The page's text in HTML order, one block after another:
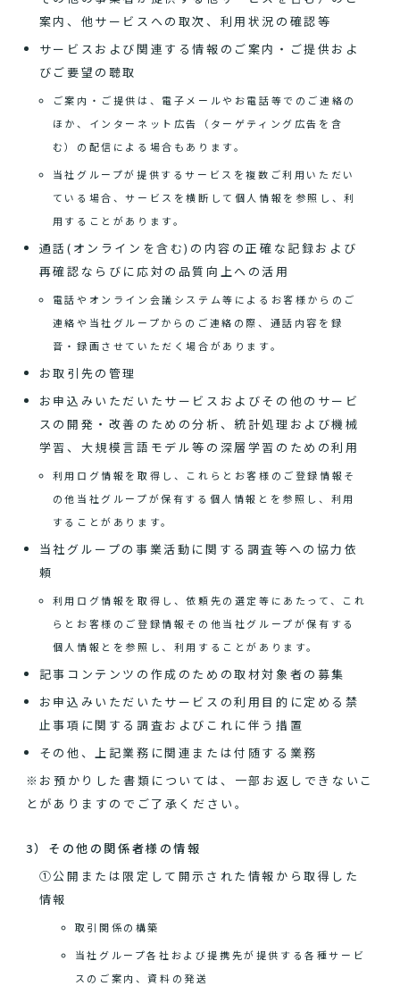
案内、他サービスへの取次、利用状況の確認等
サービスおよび関連する情報のご案内・ご提供およ
びご要望の聴取
ご案内・ご提供は、電子メールやお電話等でのご連絡の
ほか、インターネット広告（ターゲティング広告を含
む）の配信による場合もあります。
当社グループが提供するサービスを複数ご利用いただい
ている場合、サービスを横断して個人情報を参照し、利
用することがあります。
通話(オンラインを含む)の内容の正確な記録および
再確認ならびに応対の品質向上への活用
電話やオンライン会議システム等によるお客様からのご
連絡や当社グループからのご連絡の際、通話内容を録
音・録画させていただく場合があります。
お取引先の管理
お申込みいただいたサービスおよびその他のサービ
スの開発・改善のための分析、統計処理および機械
学習、大規模言語モデル等の深層学習のための利用
利用ログ情報を取得し、これらとお客様のご登録情報そ
の他当社グループが保有する個人情報とを参照し、利用
することがあります。
当社グループの事業活動に関する調査等への協力依
頼
利用ログ情報を取得し、依頼先の選定等にあたって、これ
らとお客様のご登録情報その他当社グループが保有する
個人情報とを参照し、利用することがあります。
記事コンテンツの作成のための取材対象者の募集
お申込みいただいたサービスの利用目的に定める禁
止事項に関する調査およびこれに伴う措置
その他、上記業務に関連または付随する業務
※お預かりした書類については、一部お返しできないこ
とがありますのでご了承ください。
3）その他の関係者様の情報
①公開または限定して開示された情報から取得した
情報
取引関係の構築
当社グループ各社および提携先が提供する各種サービ
スのご案内、資料の発送